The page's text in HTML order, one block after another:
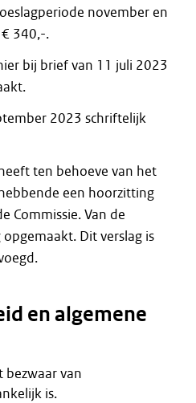
november en
340,-.
bij brief van 11 juli 2023
2023 schriftelijk
ten behoeve van het
een hoorzitting
Commissie. Van de
Dit verslag is
en algemene
bezwaar van
is.